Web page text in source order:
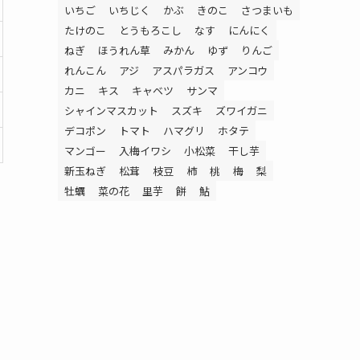
いちご いちじく かぶ きのこ
さつまいも
たけのこ
とうもろこし なす
にんにく
ねぎ
ほうれん草 みかん ゆず
りんご
れんこん
アジ アスパラガス
アンコウ
カニ
キス キャベツ
サンマ
シャインマスカット
スズキ
ズワイガニ
デコポン
トマト ハマグリ
ホタテ
マンゴー
入梅イワシ 小松菜
干し芋
新玉ねぎ
松茸 枝豆 柿 桃 梅
梨
牡蠣
菜の花 里芋 餅 鮎